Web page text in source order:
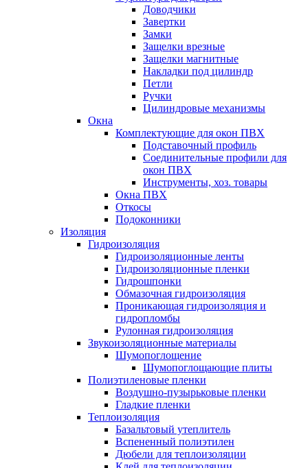
Доводчики
Завертки
Замки
Защелки врезные
Защелки магнитные
Накладки под цилиндр
Петли
Ручки
Цилиндровые механизмы
Окна
Комплектующие для окон ПВХ
Подставочный профиль
Соединительные профили для
окон ПВХ
Инструменты, хоз. товары
Окна ПВХ
Откосы
Подоконники
Изоляция
Гидроизоляция
Гидроизоляционные ленты
Гидроизоляционные пленки
Гидрошпонки
Обмазочная гидроизоляция
Проникающая гидроизоляция и
гидропломбы
Рулонная гидроизоляция
Звукоизоляционные материалы
Шумопоглощение
Шумопоглощающие плиты
Полиэтиленовые пленки
Воздушно-пузырьковые пленки
Гладкие пленки
Теплоизоляция
Базальтовый утеплитель
Вспененный полиэтилен
Дюбели для теплоизоляции